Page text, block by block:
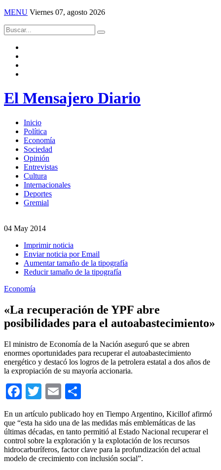
MENU Viernes 07, agosto 2026
El Mensajero Diario
Inicio
Política
Economía
Sociedad
Opinión
Entrevistas
Cultura
Internacionales
Deportes
Gremial
04 May 2014
Imprimir noticia
Enviar noticia por Email
Aumentar tamaño de la tipografía
Reducir tamaño de la tipografía
Economía
«La recuperación de YPF abre
posibilidades para el autoabastecimiento»
El ministro de Economía de la Nación aseguró que se abren
enormes oportunidades para recuperar el autoabastecimiento
energético y destacó los logros de la petrolera estatal a dos años de
la expropiación de su mayoría accionaria.
Facebook
TwitterEmail
En un artículo publicado hoy en Tiempo Argentino, Kicillof afirmó
que “esta ha sido una de las medidas más emblemáticas de las
últimas décadas, en tanto permitió al Estado Nacional recuperar el
control sobre la exploración y la explotación de los recursos
hidrocarburíferos, factor clave para la profundización del actual
modelo de crecimiento con inclusión social”.